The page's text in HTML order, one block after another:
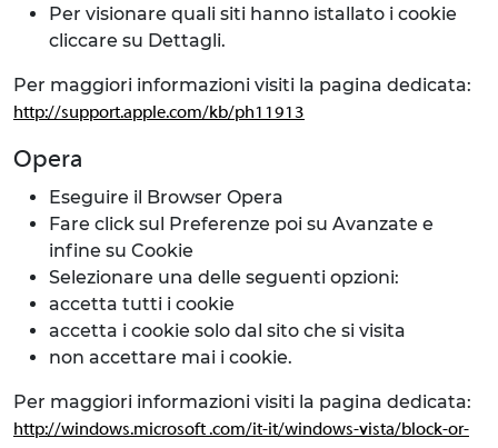
Per visionare quali siti hanno istallato i cookie
cliccare su Dettagli.
Per maggiori informazioni visiti la pagina dedicata:
http://support.apple.com/kb/ph11913
Opera
Eseguire il Browser Opera
Fare click sul Preferenze poi su Avanzate e
infine su Cookie
Selezionare una delle seguenti opzioni:
accetta tutti i cookie
accetta i cookie solo dal sito che si visita
non accettare mai i cookie.
Per maggiori informazioni visiti la pagina dedicata:
http://windows.microsoft .com/it-it/windows-vista/block-or-